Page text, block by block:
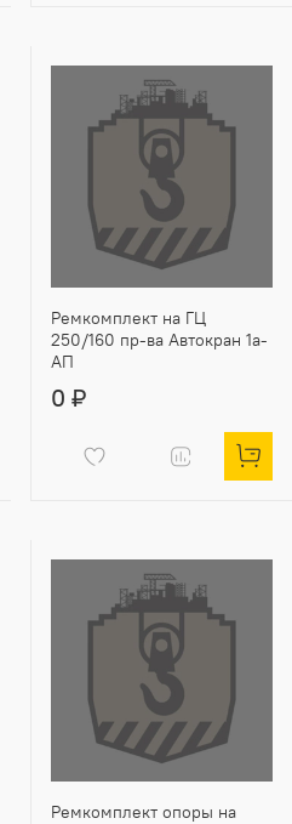
Ремкомплект на ГЦ
250/160 пр-ва Автокран 1а-
АП
0 ₽
Ремкомплект опоры на